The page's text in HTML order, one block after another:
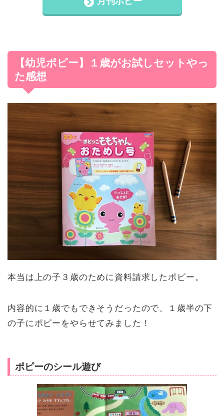
【幼児ポピー】１歳がお試しセットやっ
た感想
本当は上の子３歳のために資料請求したポピー。
内容的に１歳でもできそうだったので、１歳半の下
の子にポピーをやらせてみました！
ポピーのシール遊び